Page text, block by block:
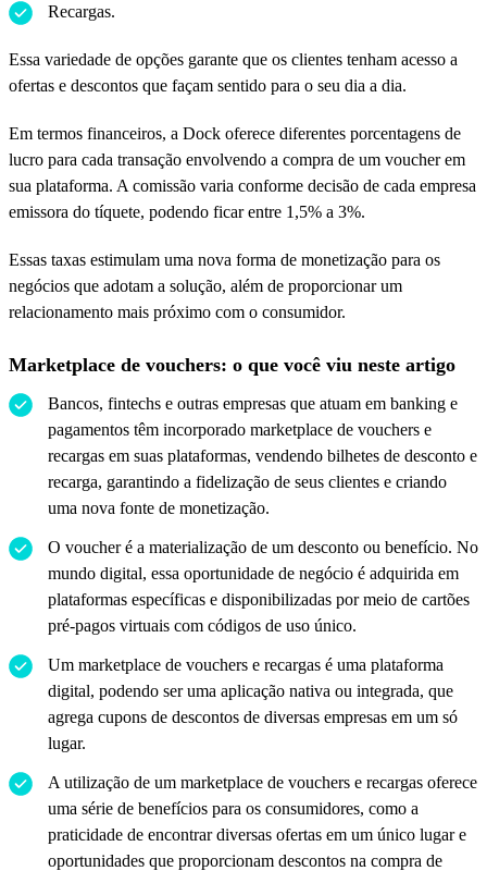
Recargas.
Essa variedade de opções garante que os clientes tenham acesso a
ofertas e descontos que façam sentido para o seu dia a dia.
Em termos financeiros, a Dock oferece diferentes porcentagens de
lucro para cada transação envolvendo a compra de um voucher em
sua plataforma. A comissão varia conforme decisão de cada empresa
emissora do tíquete, podendo ficar entre 1,5% a 3%.
Essas taxas estimulam uma nova forma de monetização para os
negócios que adotam a solução, além de proporcionar um
relacionamento mais próximo com o consumidor.
Marketplace de vouchers: o que você viu neste artigo
Bancos, fintechs e outras empresas que atuam em banking e
pagamentos têm incorporado marketplace de vouchers e
recargas em suas plataformas, vendendo bilhetes de desconto e
recarga, garantindo a fidelização de seus clientes e criando
uma nova fonte de monetização.
O voucher é a materialização de um desconto ou benefício. No
mundo digital, essa oportunidade de negócio é adquirida em
plataformas específicas e disponibilizadas por meio de cartões
pré-pagos virtuais com códigos de uso único.
Um marketplace de vouchers e recargas é uma plataforma
digital, podendo ser uma aplicação nativa ou integrada, que
agrega cupons de descontos de diversas empresas em um só
lugar.
A utilização de um marketplace de vouchers e recargas oferece
uma série de benefícios para os consumidores, como a
praticidade de encontrar diversas ofertas em um único lugar e
oportunidades que proporcionam descontos na compra de